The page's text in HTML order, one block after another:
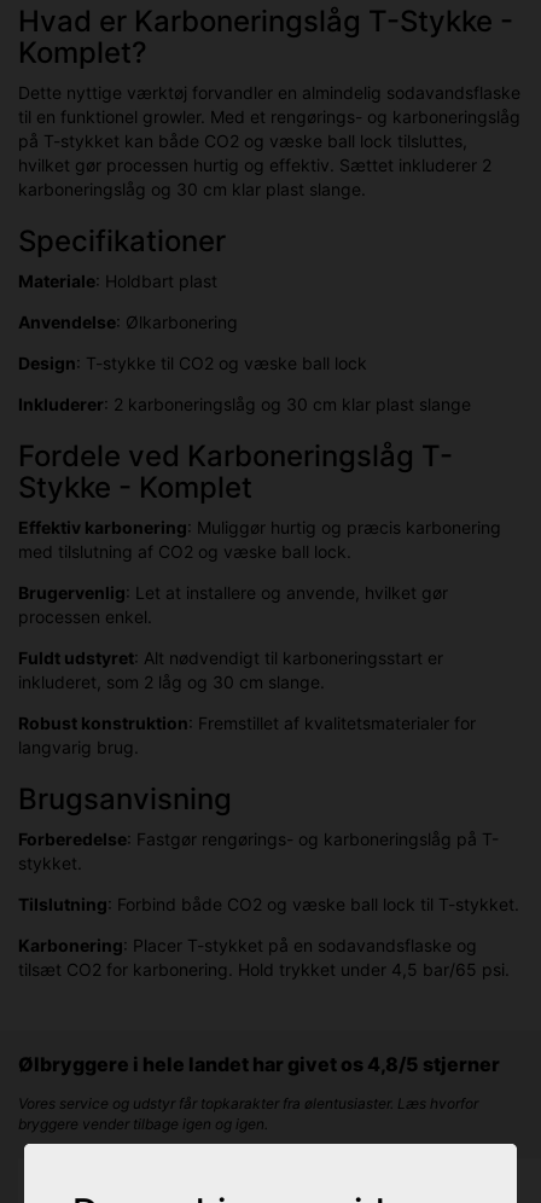
Hvad er Karboneringslåg T-Stykke -
Komplet?
Dette nyttige værktøj forvandler en almindelig sodavandsflaske
til en funktionel growler. Med et rengørings- og karboneringslåg
på T-stykket kan både CO2 og væske ball lock tilsluttes,
hvilket gør processen hurtig og effektiv. Sættet inkluderer 2
karboneringslåg og 30 cm klar plast slange.
Specifikationer
Materiale: Holdbart plast
Anvendelse: Ølkarbonering
Design: T-stykke til CO2 og væske ball lock
Inkluderer: 2 karboneringslåg og 30 cm klar plast slange
Fordele ved Karboneringslåg T-
Stykke - Komplet
Effektiv karbonering: Muliggør hurtig og præcis karbonering
med tilslutning af CO2 og væske ball lock.
Brugervenlig: Let at installere og anvende, hvilket gør
processen enkel.
Fuldt udstyret: Alt nødvendigt til karboneringsstart er
inkluderet, som 2 låg og 30 cm slange.
Robust konstruktion: Fremstillet af kvalitetsmaterialer for
langvarig brug.
Brugsanvisning
Forberedelse: Fastgør rengørings- og karboneringslåg på T-
stykket.
Tilslutning: Forbind både CO2 og væske ball lock til T-stykket.
Karbonering: Placer T-stykket på en sodavandsflaske og
tilsæt CO2 for karbonering. Hold trykket under 4,5 bar/65 psi.
Ølbryggere i hele landet har givet os 4,8/5 stjerner
Vores service og udstyr får topkarakter fra ølentusiaster. Læs hvorfor
bryggere vender tilbage igen og igen.